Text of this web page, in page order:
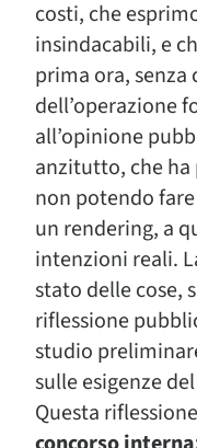
costi, che
insindacabili, e
prima ora, senza
dell’operazione
all’opinione
anzitutto, che ha
non potendo
un rendering, a
intenzioni reali.
stato delle cose,
riflessione
studio
sulle esigenze
Questa